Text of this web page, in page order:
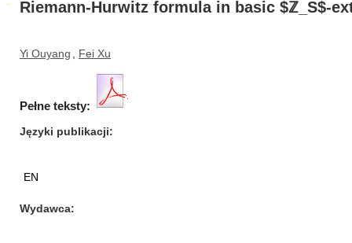
Riemann-Hurwitz formula in basic $ℤ_S$-
Yi Ouyang Fei Xu
Pełne teksty:
Języki publikacji
EN
Wydawca